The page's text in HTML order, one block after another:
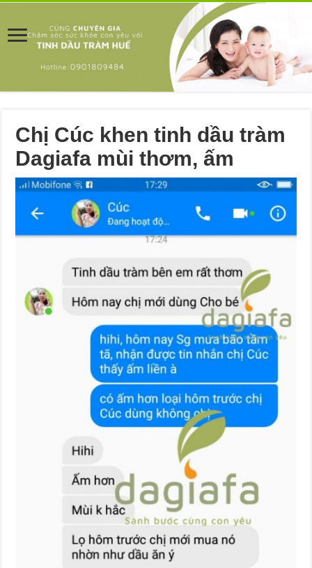
Chị Cúc khen tinh dầu tràm
Dagiafa mùi thơm, ấm